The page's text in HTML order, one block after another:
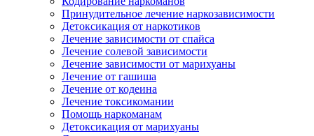
Принудительное лечение наркозависимости
Детоксикация от наркотиков
Лечение зависимости от спайса
Лечение солевой зависимости
Лечение зависимости от марихуаны
Лечение от гашиша
Лечение от кодеина
Лечение токсикомании
Помощь наркоманам
Детоксикация от марихуаны